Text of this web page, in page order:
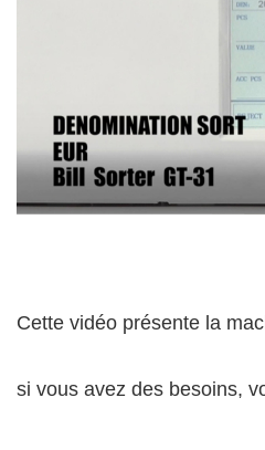
Cette vidéo présente la
si vous avez des besoins,